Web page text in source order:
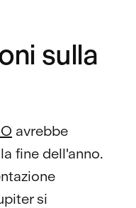
sulla
avrebbe
fine dell'anno.
si